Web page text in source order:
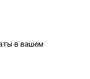
в вашем